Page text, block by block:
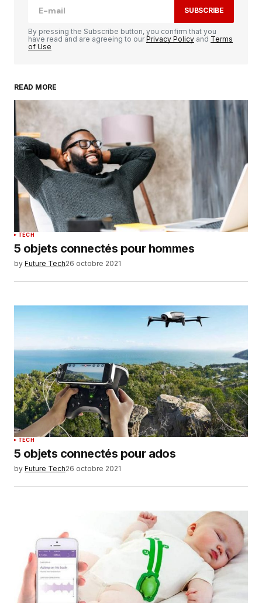
Your Name
Your E-mail*
Enregistrer mon nom, mon e-mail et mon
site dans le navigateur pour mon prochain
commentaire.
SUBMIT COMMENT
SUBSCRIBE
By pressing the Subscribe button, you confirm that you
have read and are agreeing to ourPrivacy Policy and Terms
of Use
READ MORE
TECH
5 objets connectés pour hommes
by Future Tech26 octobre 2021
TECH
5 objets connectés pour ados
by Future Tech26 octobre 2021